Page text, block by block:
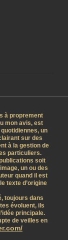
à proprement
mon avis, est
un
sur des
à la gestion de
particuliers.
soit
un ou des
quand il est
texte d’origine
toujours dans
évoluent, ils
principale.
de veilles en